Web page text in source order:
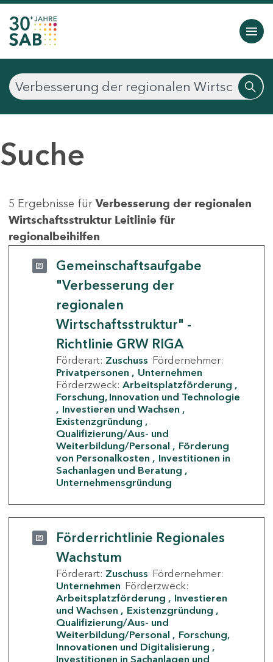
Suche
5 Ergebnisse für Verbesserung der regionalen
Wirtschaftsstruktur Leitlinie für
regionalbeihilfen
Gemeinschaftsaufgabe
"Verbesserung der
regionalen
Wirtschaftsstruktur" -
Richtlinie GRW RIGA
Förderart: Zuschuss Fördernehmer:
Privatpersonen
Unternehmen
Förderzweck: Arbeitsplatzförderung
Forschung, Innovation und Technologie
Investieren und Wachsen
Existenzgründung
Qualifizierung/Aus- und
Weiterbildung/Personal
Förderung
von Personalkosten
Investitionen in
Sachanlagen und Beratung
Unternehmensgründung
Förderrichtlinie Regionales
Wachstum
Förderart: Zuschuss Fördernehmer:
Unternehmen Förderzweck:
Arbeitsplatzförderung
Investieren
und Wachsen
Existenzgründung
Qualifizierung/Aus- und
Weiterbildung/Personal
Forschung,
Innovationen und Digitalisierung
Investitionen in Sachanlagen und